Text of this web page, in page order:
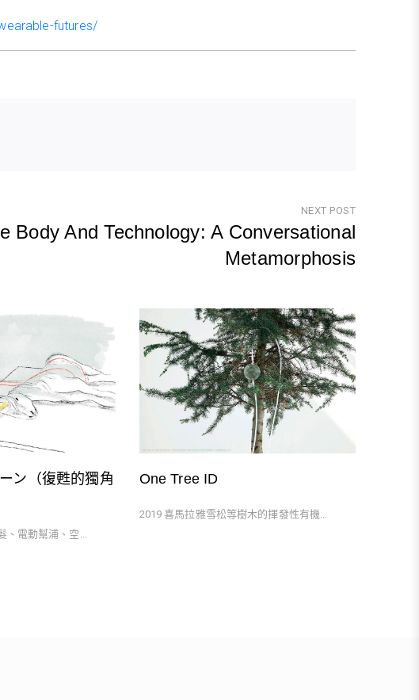
futures/
NEXT POST
Body And Technology: A Conversational
Metamorphosis
ン（復甦的獨角
電動幫浦、空...
One Tree ID
2019 喜馬拉雅雪松等樹木的揮發性有機...